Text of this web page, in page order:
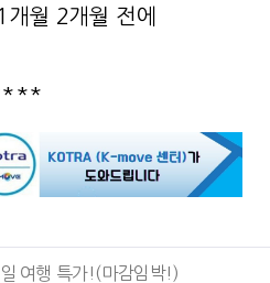
월 2개월 전에
여행 특가!(마감임박!)